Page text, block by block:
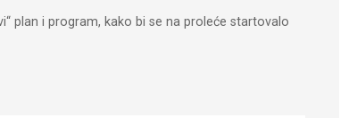
plan i program, kako bi se na proleće startovalo